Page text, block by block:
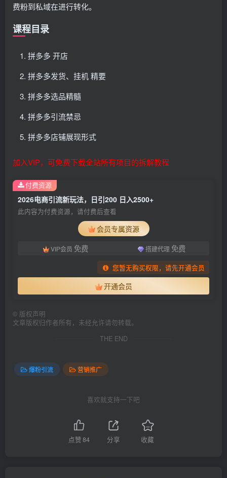
费粉到私域在进行转化。
课程目录
拼多多 开店
拼多多发货、挂机 精要
拼多多选品精髓
拼多多引流禁忌
拼多多店铺展现形式
加入VIP，可免费下载全站所有项目的拆解教程
2026电商引流新玩法，日引200 日入2500+
此内容为付费资源，请付费后查看
会员专属资源
VIP会员 免费 搭建代理 免费
您暂无购买权限，请先开通会员
开通会员
付费资源
© 版权声明
文章版权归作者所有，未经允许请勿转载。
THE END
爆粉引流 营销推广
喜欢就支持一下吧
点赞84 分享 收藏